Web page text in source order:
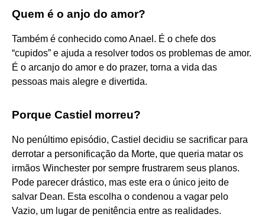
Quem é o anjo do amor?
Também é conhecido como Anael. É o chefe dos
“cupidos” e ajuda a resolver todos os problemas de amor.
É o arcanjo do amor e do prazer, torna a vida das
pessoas mais alegre e divertida.
Porque Castiel morreu?
No penúltimo episódio, Castiel decidiu se sacrificar para
derrotar a personificação da Morte, que queria matar os
irmãos Winchester por sempre frustrarem seus planos.
Pode parecer drástico, mas este era o único jeito de
salvar Dean. Esta escolha o condenou a vagar pelo
Vazio, um lugar de penitência entre as realidades.